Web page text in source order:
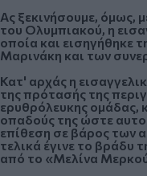
Ας ξεκινήσουμε, όμως,
του Ολυμπιακού, η
οποία και εισηγήθηκε
Μαρινάκη και των
Κατ' αρχάς η
της πρότασής της
ερυθρόλευκης ομάδας,
οπαδούς της ώστε
επίθεση σε βάρος των
τελικά έγινε το βράδυ
από το «Μελίνα